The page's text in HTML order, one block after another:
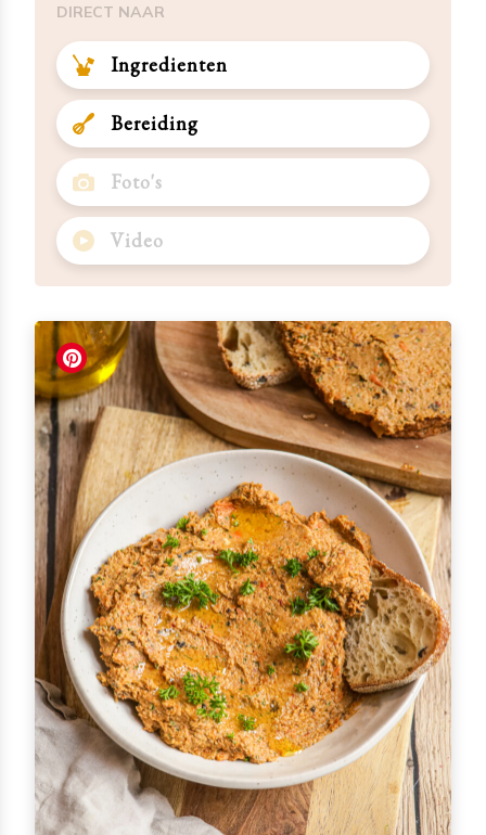
DIRECT NAAR
Ingredienten
Bereiding
Foto's
Video